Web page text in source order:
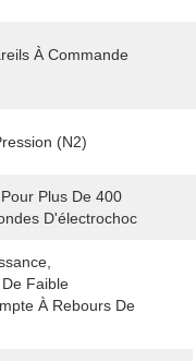
À Commande
(N2)
Plus De 400
D'électrochoc
Faible
À Rebours De